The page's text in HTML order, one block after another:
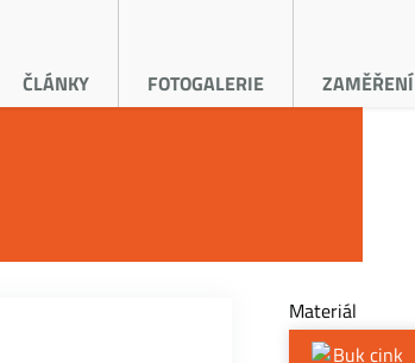
ČLÁNKY FOTOGALERIE ZAMĚŘENÍ
Materiál